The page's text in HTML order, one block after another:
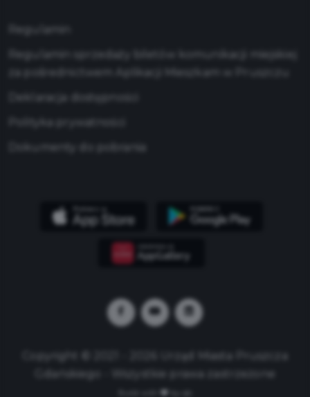
Regulamin
Regulamin sprzedaży biletów komunikacji miejskiej
za pośrednictwem Aplikacji Mieszkam w Pruszczu
Deklaracja dostępności
Polityka prywatności
Dokumenty do pobrania
Copyright © 2021 - 2026 Urząd Miasta Pruszcza